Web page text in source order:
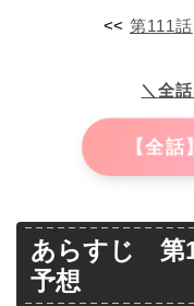
<< 第111話
＼全
【全話
あらすじ 第
予想